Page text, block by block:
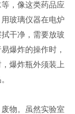
，像这类药品应
玻璃仪器在电炉
干净，需要放玻
爆炸的操作时，
爆炸瓶外须装上
物。虽然实验室